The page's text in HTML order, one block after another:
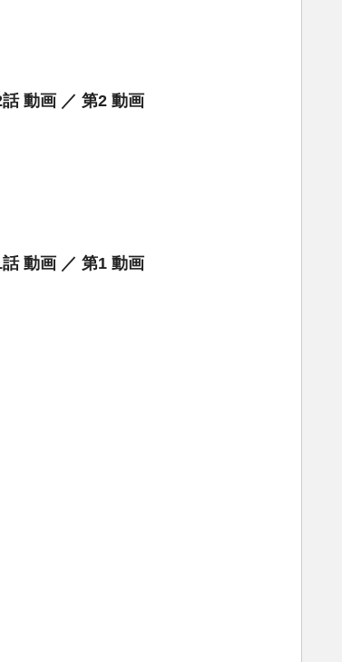
動画 ／ 第2 動画
動画 ／ 第1 動画